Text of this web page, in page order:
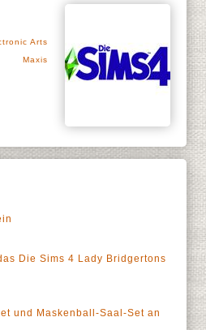
Arts
Maxis
Die Sims 4 Lady Bridgertons
und Maskenball-Saal-Set an